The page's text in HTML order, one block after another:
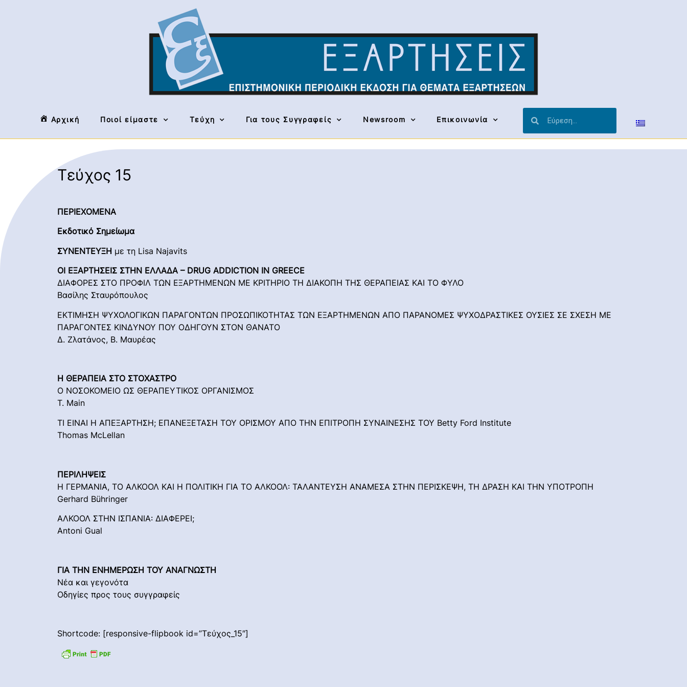
Αρχική Ποιοί είμαστε Τεύχη Για τους Συγγραφείς Newsroom Επικοινωνία
Τεύχος 15
ΠΕΡΙΕΧΟΜΕΝΑ
Εκδοτικό Σημείωμα
ΣΥΝΕΝΤΕΥΞΗ με τη Lisa Najavits
ΟΙ ΕΞΑΡΤΗΣΕΙΣ ΣΤΗΝ ΕΛΛΑΔΑ – DRUG ADDICTION IN GREECE
ΔΙΑΦΟΡΕΣ ΣΤΟ ΠΡΟΦΙΛ ΤΩΝ ΕΞΑΡΤΗΜΕΝΩΝ ΜΕ ΚΡΙΤΗΡΙΟ ΤΗ ΔΙΑΚΟΠΗ ΤΗΣ ΘΕΡΑΠΕΙΑΣ ΚΑΙ ΤΟ ΦΥΛΟ
Βασίλης Σταυρόπουλος
ΕΚΤΙΜΗΣΗ ΨΥΧΟΛΟΓΙΚΩΝ ΠΑΡΑΓΟΝΤΩΝ ΠΡΟΣΩΠΙΚΟΤΗΤΑΣ ΤΩΝ ΕΞΑΡΤΗΜΕΝΩΝ ΑΠΟ ΠΑΡΑΝΟΜΕΣ ΨΥΧΟΔΡΑΣΤΙΚΕΣ ΟΥΣΙΕΣ ΣΕ ΣΧΕΣΗ ΜΕ
ΠΑΡΑΓΟΝΤΕΣ ΚΙΝΔΥΝΟΥ ΠΟΥ ΟΔΗΓΟΥΝ ΣΤΟΝ ΘΑΝΑΤΟ
Δ. Ζλατάνος, Β. Μαυρέας
Η ΘΕΡΑΠΕΙΑ ΣΤΟ ΣΤΟΧΑΣΤΡΟ
Ο ΝΟΣΟΚΟΜΕΙΟ ΩΣ ΘΕΡΑΠΕΥΤΙΚΟΣ ΟΡΓΑΝΙΣΜΟΣ
T. Main
ΤΙ ΕΙΝΑΙ Η ΑΠΕΞΑΡΤΗΣΗ; ΕΠΑΝΕΞΕΤΑΣΗ ΤΟΥ ΟΡΙΣΜΟΥ ΑΠΟ ΤΗΝ ΕΠΙΤΡΟΠΗ ΣΥΝΑΙΝΕΣΗΣ ΤΟΥ Betty Ford Institute
Thomas McLellan
ΠΕΡΙΛΗΨΕΙΣ
Η ΓΕΡΜΑΝΙΑ, ΤΟ ΑΛΚΟΟΛ ΚΑΙ Η ΠΟΛΙΤΙΚΗ ΓΙΑ ΤΟ ΑΛΚΟΟΛ: ΤΑΛΑΝΤΕΥΣΗ ΑΝΑΜΕΣΑ ΣΤΗΝ ΠΕΡΙΣΚΕΨΗ, ΤΗ ΔΡΑΣΗ ΚΑΙ ΤΗΝ ΥΠΟΤΡΟΠΗ
Gerhard Bühringer
ΑΛΚΟΟΛ ΣΤΗΝ ΙΣΠΑΝΙΑ: ΔΙΑΦΕΡΕΙ;
Antoni Gual
ΓΙΑ ΤΗΝ ΕΝΗΜΕΡΩΣΗ ΤΟΥ ΑΝΑΓΝΩΣΤΗ
Νέα και γεγονότα
Οδηγίες προς τους συγγραφείς
Shortcode: [responsive-flipbook id=”Τεύχος_15″]